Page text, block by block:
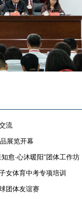
流
展览开幕
愈·心沐暖阳”团体工作坊
女体育中考专项培训
团体友谊赛